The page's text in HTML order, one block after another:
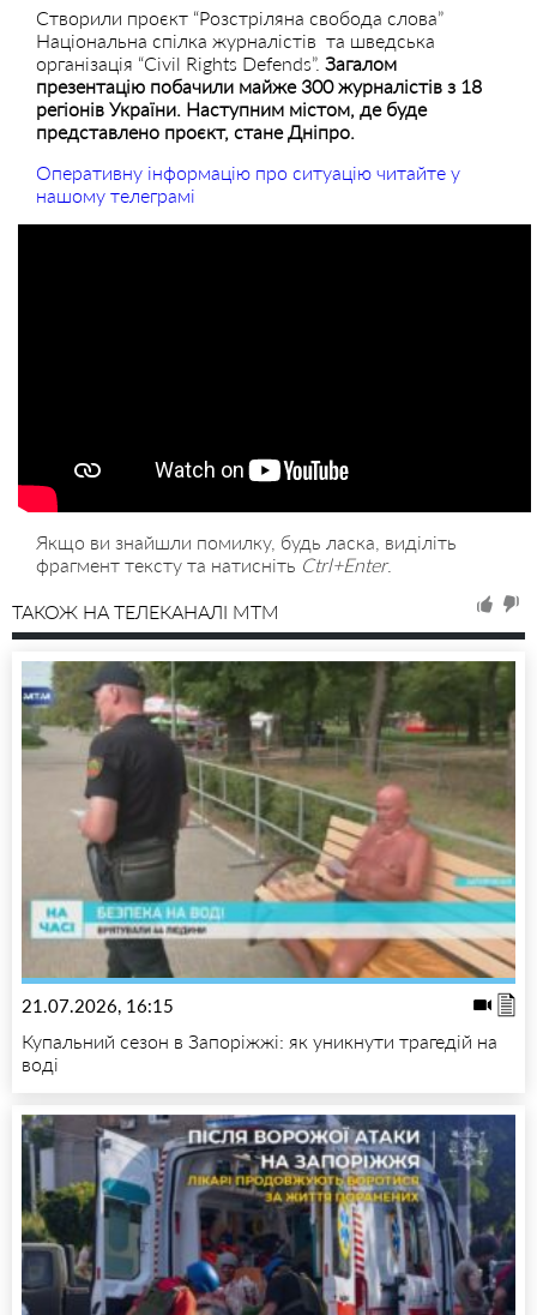
Створили проєкт “Розстріляна свобода слова”
Національна спілка журналістів та шведська
організація “Civil Rights Defends”. Загалом
презентацію побачили майже 300 журналістів з 18
регіонів України. Наступним містом, де буде
представлено проєкт, стане Дніпро.
Оперативну інформацію про ситуацію читайте у
нашому телеграмі
Якщо ви знайшли помилку, будь ласка, виділіть
фрагмент тексту та натисніть Ctrl+Enter.
ТАКОЖ НА ТЕЛЕКАНАЛІ MTM
21.07.2026, 16:15
Купальний сезон в Запоріжжі: як уникнути трагедій на
воді